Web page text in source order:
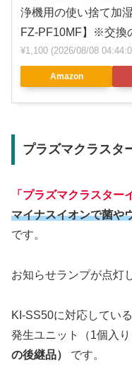
浄機用の使い捨て加
FZ-PF10MF】※交換
¥1,100 (2026/08/08
Amazon
プラズマクラスタ
「プラズマクラスター
マイナスイオンで菌や
です。
お知らせランプが点灯
KI-SS50に対応してい
発生ユニット（1個入
の後継品）
です。